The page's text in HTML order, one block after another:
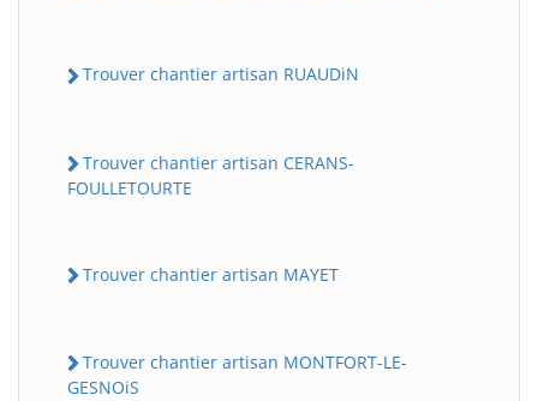
Trouver chantier artisan RUAUDiN
Trouver chantier artisan CERANS-
FOULLETOURTE
Trouver chantier artisan MAYET
Trouver chantier artisan MONTFORT-LE-
GESNOiS